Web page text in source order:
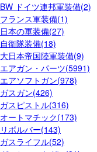
BW ドイツ連邦軍装備(2)
フランス軍装備(1)
日本の軍装備(27)
自衛隊装備(18)
大日本帝国陸軍装備(9)
エアガン・パーツ(5991)
エアソフトガン(978)
ガスガン(426)
ガスピストル(316)
オートマチック(173)
リボルバー(143)
ガスライフル(52)